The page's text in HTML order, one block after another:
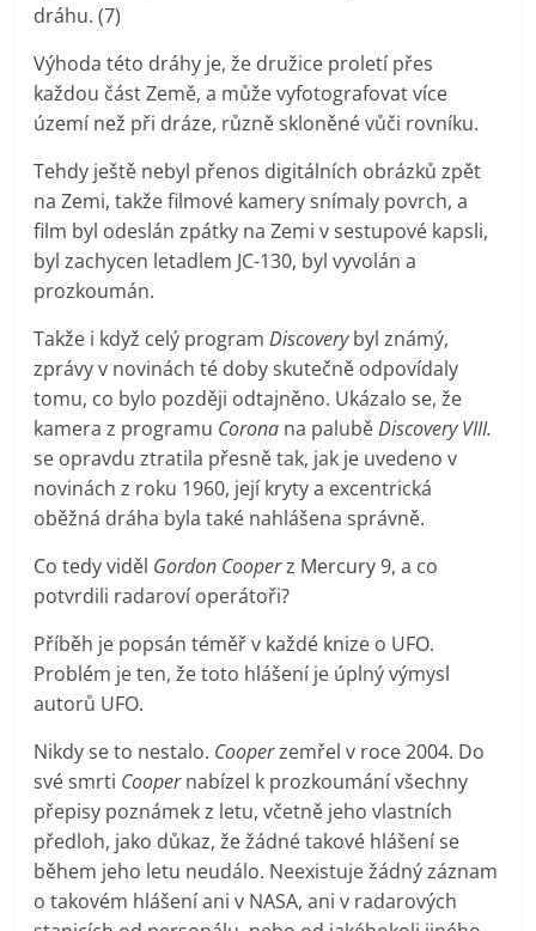
dráhu. (7)
Výhoda této dráhy je, že družice proletí přes
každou část Země, a může vyfotografovat více
území než při dráze, různě skloněné vůči rovníku.
Tehdy ještě nebyl přenos digitálních obrázků zpět
na Zemi, takže filmové kamery snímaly povrch, a
film byl odeslán zpátky na Zemi v sestupové kapsli,
byl zachycen letadlem JC-130, byl vyvolán a
prozkoumán.
Takže i když celý programDiscoverybyl známý,
zprávy v novinách té doby skutečně odpovídaly
tomu, co bylo později odtajněno. Ukázalo se, že
kamera z programu Corona na paluběDiscovery VIII.
se opravdu ztratila přesně tak, jak je uvedeno v
novinách z roku 1960, její kryty a excentrická
oběžná dráha byla také nahlášena správně.
Co tedy viděl Gordon Cooperz Mercury 9, a co
potvrdili radaroví operátoři?
Příběh je popsán téměř v každé knize o UFO.
Problém je ten, že toto hlášení je úplný výmysl
autorů UFO.
Nikdy se to nestalo. Cooperzemřel v roce 2004. Do
své smrti Coopernabízel k prozkoumání všechny
přepisy poznámek z letu, včetně jeho vlastních
předloh, jako důkaz, že žádné takové hlášení se
během jeho letu neudálo. Neexistuje žádný záznam
o takovém hlášení ani v NASA, ani v radarových